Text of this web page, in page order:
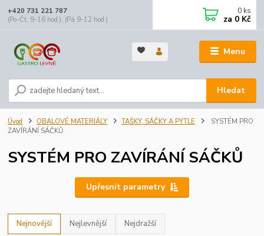
Menu
Hledat
+420 731 221 787
(Po-Čt, 9-16 hod.), (Pá 9-12 hod.)
0 ks
za 0 Kč
Úvod OBALOVÉ MATERIÁLY TAŠKY, SÁČKY A PYTLE
SYSTÉM PRO
ZAVÍRÁNÍ SÁČKŮ
SYSTÉM PRO ZAVÍRÁNÍ SÁČKŮ
Upřesnit parametry
Nejnovější Nejlevnější Nejdražší